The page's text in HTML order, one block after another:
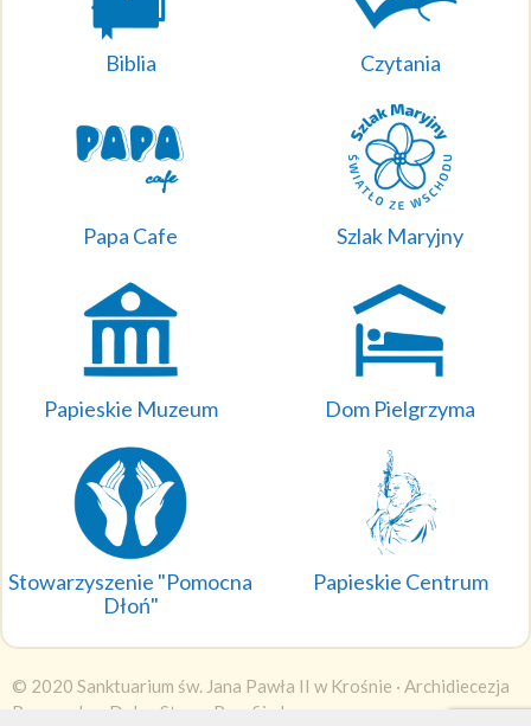
Biblia Czytania
Papa Cafe Szlak Maryjny
Papieskie Muzeum Dom Pielgrzyma
Stowarzyszenie "Pomocna
Dłoń"
Papieskie Centrum
© 2020 Sanktuarium św. Jana Pawła II w Krośnie · Archidiecezja
Przemyska
DobraStronaParafii.pl